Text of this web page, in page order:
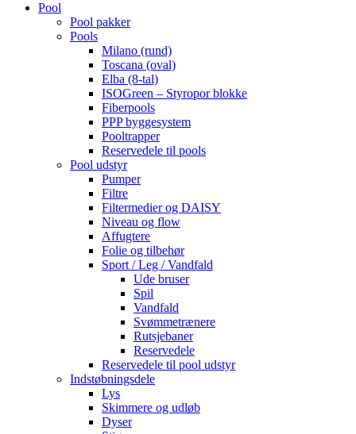
Pool
Pool pakker
Pools
Milano (rund)
Toscana (oval)
Elba (8-tal)
ISOGreen – Styropor blokke
Fiberpools
PPP byggesystem
Pooltrapper
Reservedele til pools
Pool udstyr
Pumper
Filtre
Filtermedier og DAISY
Niveau og flow
Affugtere
Folie og tilbehør
Sport / Leg / Vandfald
Ude bruser
Spil
Vandfald
Svømmetrænere
Rutsjebaner
Reservedele
Reservedele til pool udstyr
Indstøbningsdele
Lys
Skimmere og udløb
Dyser